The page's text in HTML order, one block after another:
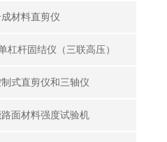
材料直剪仪
杠杆固结仪（三联高压）
式直剪仪和三轴仪
面材料强度试验机